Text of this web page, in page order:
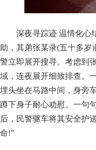
深夜寻踪迹 温情化心
助，其弟张某录(五十多
警立即展开搜寻。考虑到
域，连夜展开细致排查。
埋头坐在马路中间，身旁
蹲下身子耐心劝慰。一句
后，民警驱车将其安全护
命!”